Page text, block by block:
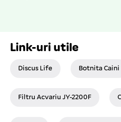
Link-uri utile
Discus Life Botnita Caini
Filtru Acvariu JY-2200F